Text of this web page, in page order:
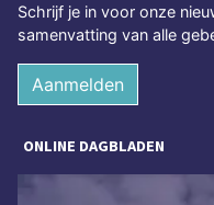
Schrijf je in voor onze
samenvatting van alle
Aanmelden
ONLINE DAGBLADEN